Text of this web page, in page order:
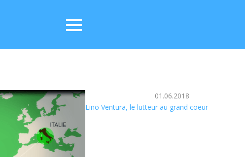
01.06.2018
Lino Ventura, le lutteur au grand coeur